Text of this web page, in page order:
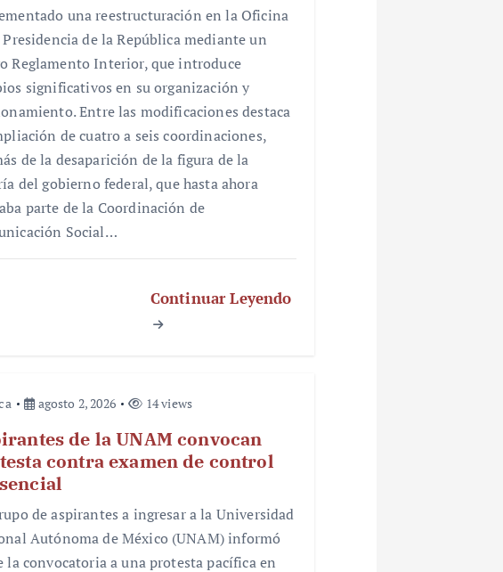
una reestructuración en la Oficina
Presidencia de la República mediante un
Reglamento Interior, que introduce
significativos en su organización y
Entre las modificaciones destaca
de cuatro a seis coordinaciones,
de la desaparición de la figura de la
del gobierno federal, que hasta ahora
parte de la Coordinación de
Social…
Continuar Leyendo
agosto 2, 2026 14 views
de la UNAM convocan
contra examen de control
de aspirantes a ingresar a la Universidad
Autónoma de México (UNAM) informó
la convocatoria a una protesta pacífica en